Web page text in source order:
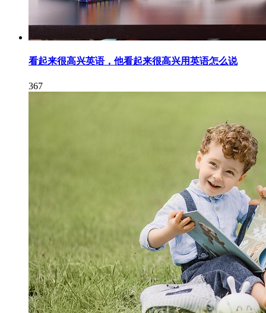
看起来很高兴英语，他看起来很高兴用英语怎么说
367